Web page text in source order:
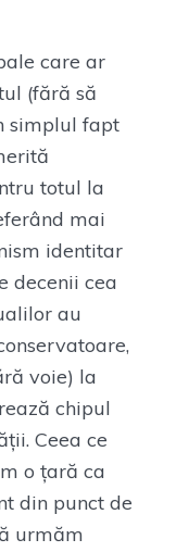
care ar
(fără să
simplul fapt
totul la
mai
identitar
decenii cea
au
voie) la
chipul
Ceea ce
o țară ca
din punct de
urmăm